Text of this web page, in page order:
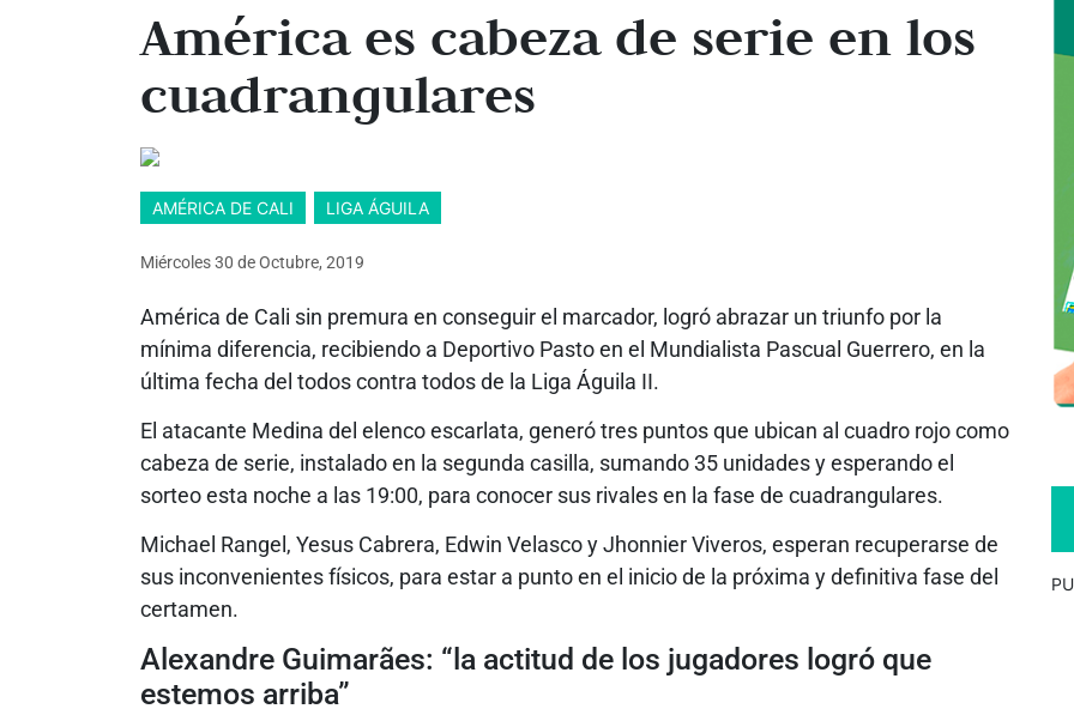
América es cabeza de serie en los
cuadrangulares
AMÉRICA DE CALI LIGA ÁGUILA
Miércoles 30 deOctubre, 2019
América de Cali sin premura en conseguir el marcador, logró abrazar un triunfo por la
mínima diferencia, recibiendo a Deportivo Pasto en el Mundialista Pascual Guerrero, en la
última fecha del todos contra todos de la Liga Águila II.
El atacante Medina del elenco escarlata, generó tres puntos que ubican al cuadro rojo como
cabeza de serie, instalado en la segunda casilla, sumando 35 unidades y esperando el
sorteo esta noche a las 19:00, para conocer sus rivales en la fase de cuadrangulares.
Michael Rangel, Yesus Cabrera, Edwin Velasco y Jhonnier Viveros, esperan recuperarse de
sus inconvenientes físicos, para estar a punto en el inicio de la próxima y definitiva fase del
certamen.
Alexandre Guimarães: “la actitud de los jugadores logró que
estemos arriba”